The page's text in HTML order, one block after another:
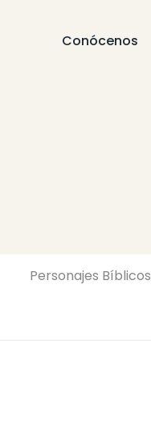
Conócenos
Personajes Bíblicos